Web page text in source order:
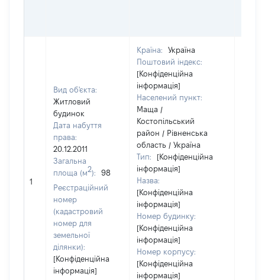
1
Вид об'єкта:
Житловий
будинок
Дата набуття
права:
20.12.2011
Загальна
площа (м2):
98
Реєстраційний
номер
(кадастровий
номер для
земельної
ділянки):
[Конфіденційна
інформація]
Країна:
Україна
Поштовий індекс:
[Конфіденційна
інформація]
Населений пункт:
Маща /
Костопільський
район / Рівненська
область / Україна
Тип:
[Конфіденційна
інформація]
Назва:
[Конфіденційна
інформація]
Номер будинку:
[Конфіденційна
інформація]
Номер корпусу:
[Конфіденційна
інформація]